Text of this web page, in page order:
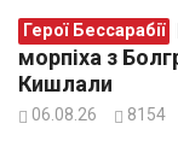
Герої Бессарабії
морпіха з
Кишлали
06.08.26 8154